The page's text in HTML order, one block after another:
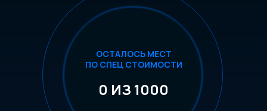
ОСТАЛОСЬ МЕСТ
ПО СПЕЦ СТОИМОСТИ
0 ИЗ 1000